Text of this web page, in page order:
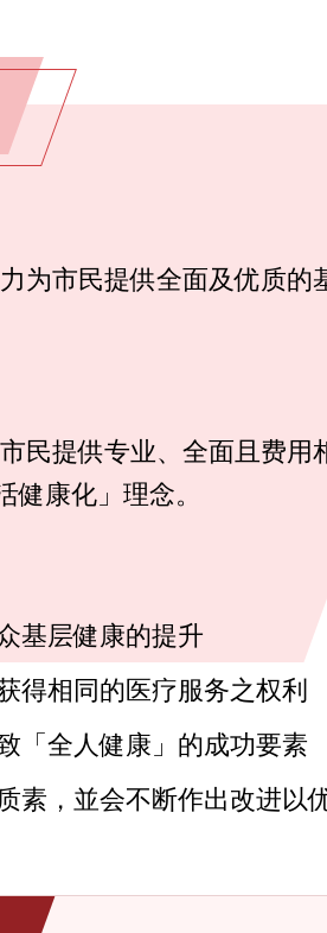
为市民提供全面及优质
民提供专业、全面且费
健康化」理念。
基层健康的提升
得相同的医疗服务之权利
「全人健康」的成功要素
素，並会不断作出改进以